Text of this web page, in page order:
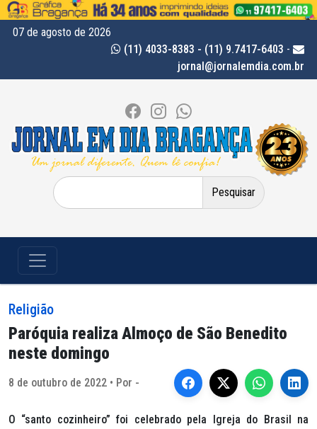
07 de agosto de 2026
(11) 4033-8383 - (11) 9.7417-6403 -
jornal@jornalemdia.com.br
Pesquisar
por:
Religião
Paróquia realiza Almoço de São Benedito
neste domingo
8 de outubro de 2022 • Por -
O “santo cozinheiro” foi celebrado pela Igreja do Brasil na